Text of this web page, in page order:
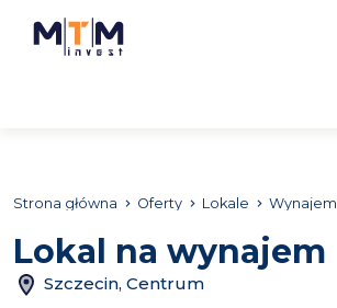
Strona główna Oferty Lokale Wynajem
Lokal na wynajem
Szczecin, Centrum